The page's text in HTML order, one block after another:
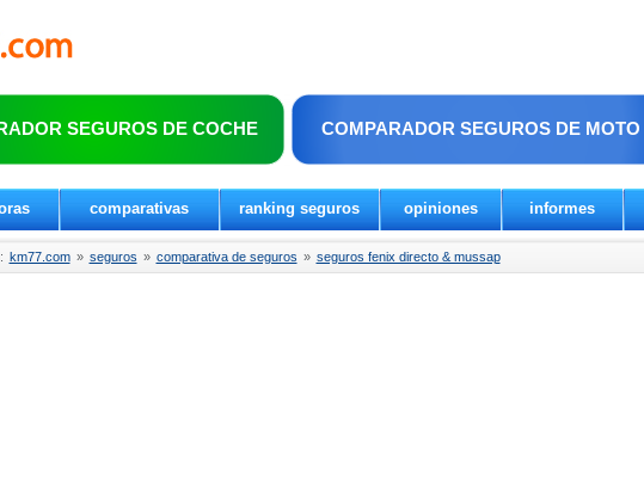
SEGUROS DE COCHE COMPARADOR SEGUROS DE MOTO
comparativas ranking seguros opiniones informes
km77.com » seguros » comparativa de seguros » seguros fenix directo & mussap